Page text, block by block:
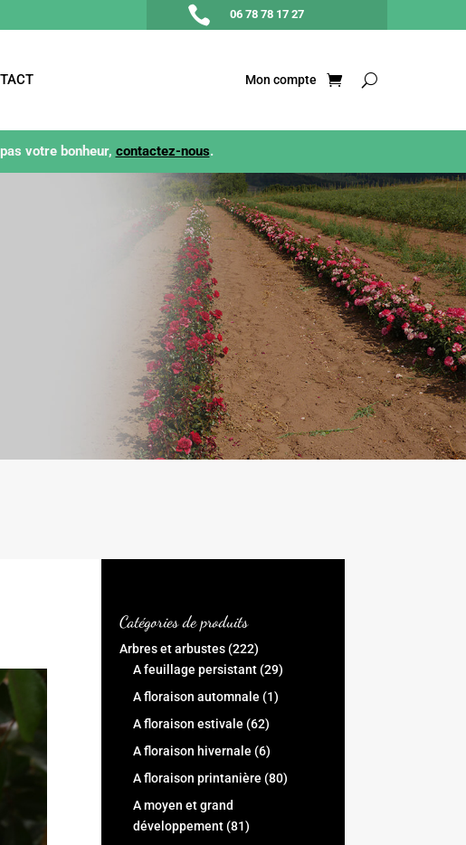
 06 78 78 17 27
Mon compte
votre bonheur, contactez-nous.
Catégories de produits
Arbres et arbustes (222)
A feuillage persistant (29)
A floraison automnale (1)
A floraison estivale (62)
A floraison hivernale (6)
A floraison printanière (80)
A moyen et grand
développement (81)